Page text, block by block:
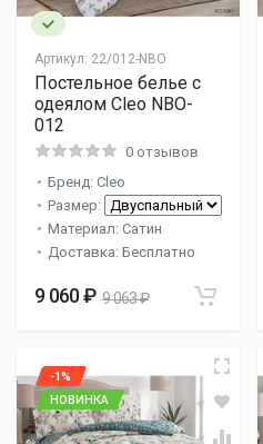
Артикул: 22/012-NBO
Постельное белье с
одеялом Cleo NBO-
012
0 отзывов
Бренд: Cleo
Размер:
Материал: Сатин
Доставка: Бесплатно
9 060 ₽ 9 063 ₽
-1%
НОВИНКА